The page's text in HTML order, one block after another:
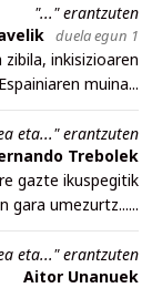
"..." erantzuten
duela egun 1
inkisizioaren
muina...
eta..." erantzuten
Trebolek
gazte ikuspegitik
gara umezurtz......
eta..." erantzuten
Aitor Unanuek